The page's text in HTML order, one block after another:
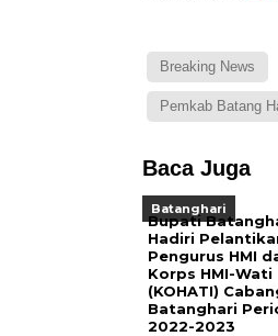
Breaking News
Pemkab Batang
Baca Juga
Batanghari
Bupati
Hadiri
Pengurus HMI
Korps HMI-Wati
(KOHATI)
Batanghari
2022-2023